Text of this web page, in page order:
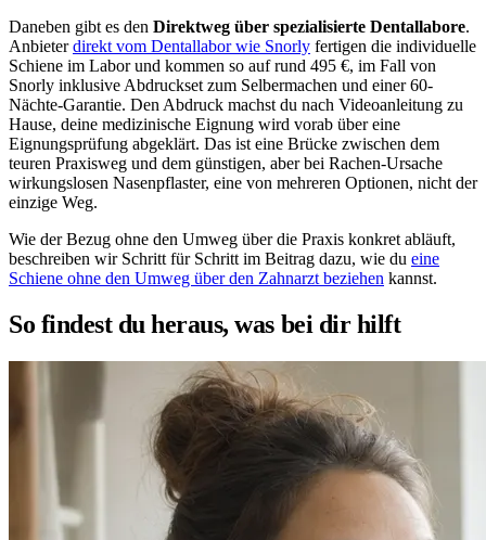
Daneben gibt es den Direktweg über spezialisierte Dentallabore.
Anbieterdirekt vom Dentallabor wie Snorly fertigen die individuelle
Schiene im Labor und kommen so auf rund 495 €, im Fall von
Snorly inklusive Abdruckset zum Selbermachen und einer 60-
Nächte-Garantie. Den Abdruck machst du nach Videoanleitung zu
Hause, deine medizinische Eignung wird vorab über eine
Eignungsprüfung abgeklärt. Das ist eine Brücke zwischen dem
teuren Praxisweg und dem günstigen, aber bei Rachen-Ursache
wirkungslosen Nasenpflaster, eine von mehreren Optionen, nicht der
einzige Weg.
Wie der Bezug ohne den Umweg über die Praxis konkret abläuft,
beschreiben wir Schritt für Schritt im Beitrag dazu, wie du eine
Schiene ohne den Umweg über den Zahnarzt beziehen kannst.
So findest du heraus, was bei dir hilft